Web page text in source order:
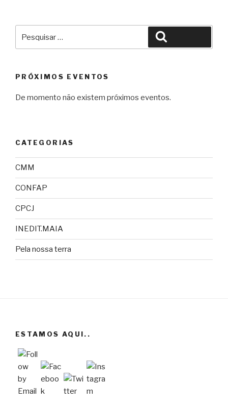
por:
PRÓXIMOS EVENTOS
De momento não existem próximos eventos.
CATEGORIAS
CMM
CONFAP
CPCJ
INEDIT.MAIA
Pela nossa terra
ESTAMOS AQUI..